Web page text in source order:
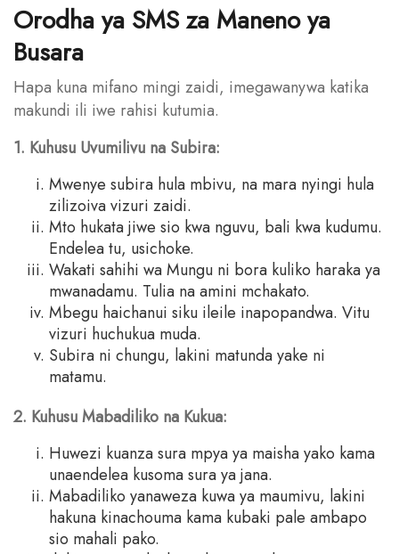
Orodha ya SMS za Maneno ya
Busara
Hapa kuna mifano mingi zaidi, imegawanywa katika
makundi ili iwe rahisi kutumia.
1. Kuhusu Uvumilivu na Subira:
Mwenye subira hula mbivu, na mara nyingi hula
zilizoiva vizuri zaidi.
Mto hukata jiwe sio kwa nguvu, bali kwa kudumu.
Endelea tu, usichoke.
Wakati sahihi wa Mungu ni bora kuliko haraka ya
mwanadamu. Tulia na amini mchakato.
Mbegu haichanui siku ileile inapopandwa. Vitu
vizuri huchukua muda.
Subira ni chungu, lakini matunda yake ni
matamu.
2. Kuhusu Mabadiliko na Kukua:
Huwezi kuanza sura mpya ya maisha yako kama
unaendelea kusoma sura ya jana.
Mabadiliko yanaweza kuwa ya maumivu, lakini
hakuna kinachouma kama kubaki pale ambapo
sio mahali pako.